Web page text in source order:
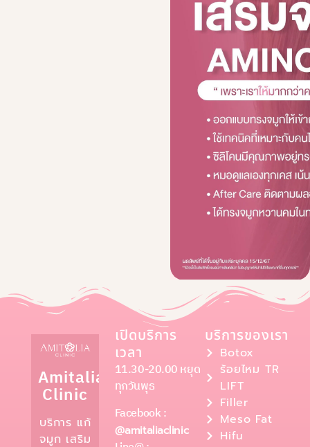
Amitalia
Clinic
บริการ แก้
จมูก เสริม
เปิดบริการ
เวลา
11.30-20.00 หยุด
ทุกวันพุธ
Facebook :
@amitaliaclinic
บริการของเรา
Botox
ร้อยไหม TR
LIFT
Filler
Meso Fat
Hifu